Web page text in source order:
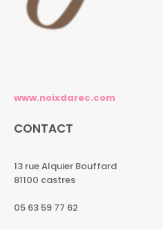
www.noixdarec.com
CONTACT
13 rue Alquier Bouffard
81100 castres
05 63 59 77 62